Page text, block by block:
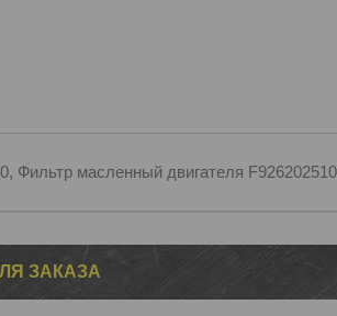
Фильтр масленный двигателя
ЗАКАЗА